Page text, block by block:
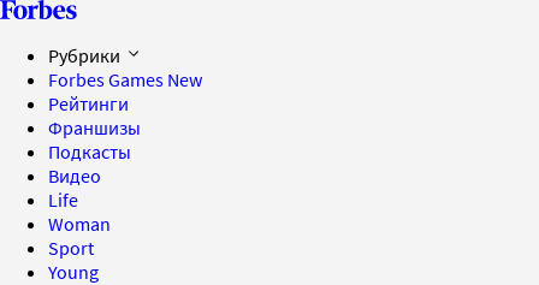
Рубрики
Forbes Games New
Рейтинги
Франшизы
Подкасты
Видео
Life
Woman
Sport
Young